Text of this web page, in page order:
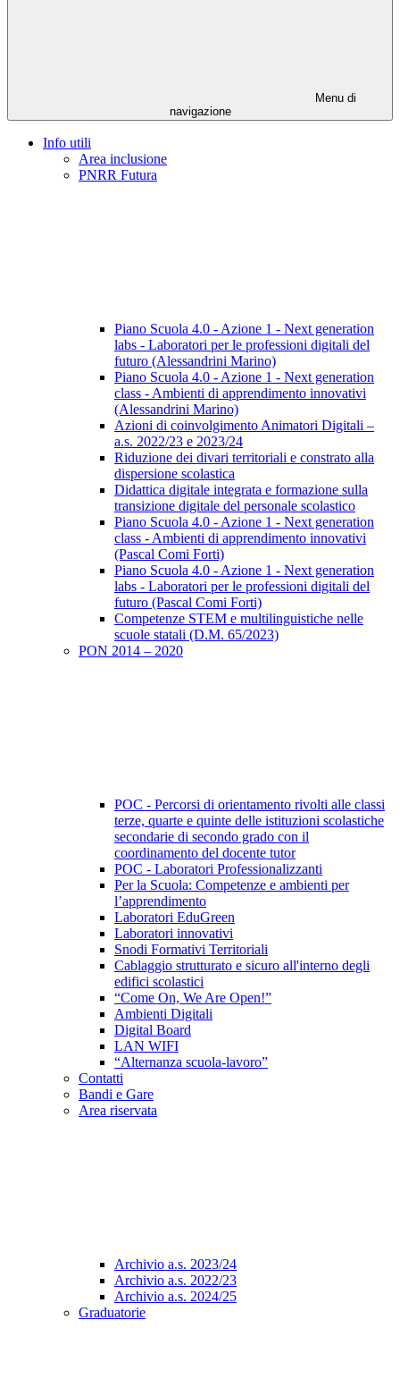
Menu di
navigazione
Info utili
Area inclusione
PNRR Futura
Piano Scuola 4.0 - Azione 1 - Next generation
labs - Laboratori per le professioni digitali del
futuro (Alessandrini Marino)
Piano Scuola 4.0 - Azione 1 - Next generation
class - Ambienti di apprendimento innovativi
(Alessandrini Marino)
Azioni di coinvolgimento Animatori Digitali –
a.s. 2022/23 e 2023/24
Riduzione dei divari territoriali e constrato alla
dispersione scolastica
Didattica digitale integrata e formazione sulla
transizione digitale del personale scolastico
Piano Scuola 4.0 - Azione 1 - Next generation
class - Ambienti di apprendimento innovativi
(Pascal Comi Forti)
Piano Scuola 4.0 - Azione 1 - Next generation
labs - Laboratori per le professioni digitali del
futuro (Pascal Comi Forti)
Competenze STEM e multilinguistiche nelle
scuole statali (D.M. 65/2023)
PON 2014 – 2020
POC - Percorsi di orientamento rivolti alle classi
terze, quarte e quinte delle istituzioni scolastiche
secondarie di secondo grado con il
coordinamento del docente tutor
POC - Laboratori Professionalizzanti
Per la Scuola: Competenze e ambienti per
l’apprendimento
Laboratori EduGreen
Laboratori innovativi
Snodi Formativi Territoriali
Cablaggio strutturato e sicuro all'interno degli
edifici scolastici
“Come On, We Are Open!”
Ambienti Digitali
Digital Board
LAN WIFI
“Alternanza scuola-lavoro”
Contatti
Bandi e Gare
Area riservata
Archivio a.s. 2023/24
Archivio a.s. 2022/23
Archivio a.s. 2024/25
Graduatorie